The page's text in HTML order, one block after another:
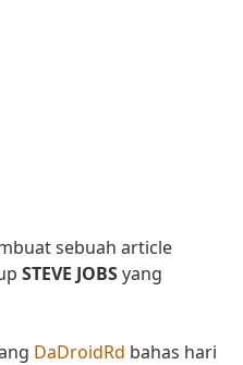
sebuah article
STEVE JOBSyang
DaDroidRd bahas hari